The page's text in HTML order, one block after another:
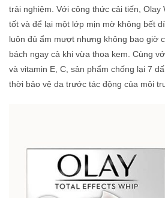
trải nghiệm. Với công thức cải tiến, Olay
tốt và để lại một lớp mịn mờ không bết
luôn đủ ẩm mượt nhưng không bao giờ
bách ngay cả khi vừa thoa kem. Cùng
và vitamin E, C, sản phẩm chống lại 7
thời bảo vệ da trước tác động của môi